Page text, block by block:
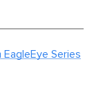
EagleEye Series